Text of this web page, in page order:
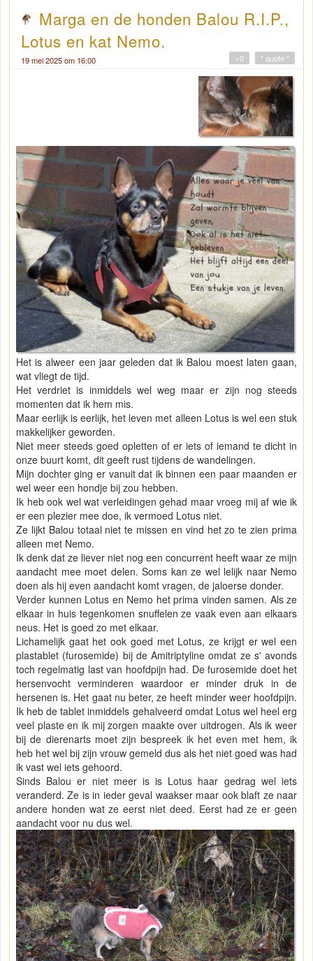
Marga en de honden Balou R.I.P.,
Lotus en kat Nemo.
19 mei 2025 om 16:00 " quote "
+0
Het is alweer een jaar geleden dat ik Balou moest laten gaan,
wat vliegt de tijd.
Het verdriet is inmiddels wel weg maar er zijn nog steeds
momenten dat ik hem mis.
Maar eerlijk is eerlijk, het leven met alleen Lotus is wel een stuk
makkelijker geworden.
Niet meer steeds goed opletten of er iets of iemand te dicht in
onze buurt komt, dit geeft rust tijdens de wandelingen.
Mijn dochter ging er vanuit dat ik binnen een paar maanden er
wel weer een hondje bij zou hebben.
Ik heb ook wel wat verleidingen gehad maar vroeg mij af wie ik
er een plezier mee doe, ik vermoed Lotus niet.
Ze lijkt Balou totaal niet te missen en vind het zo te zien prima
alleen met Nemo.
Ik denk dat ze liever niet nog een concurrent heeft waar ze mijn
aandacht mee moet delen. Soms kan ze wel lelijk naar Nemo
doen als hij even aandacht komt vragen, de jaloerse donder.
Verder kunnen Lotus en Nemo het prima vinden samen. Als ze
elkaar in huis tegenkomen snuffelen ze vaak even aan elkaars
neus. Het is goed zo met elkaar.
Lichamelijk gaat het ook goed met Lotus, ze krijgt er wel een
plastablet (furosemide) bij de Amitriptyline omdat ze s' avonds
toch regelmatig last van hoofdpijn had. De furosemide doet het
hersenvocht verminderen waardoor er minder druk in de
hersenen is. Het gaat nu beter, ze heeft minder weer hoofdpijn.
Ik heb de tablet inmiddels gehalveerd omdat Lotus wel heel erg
veel plaste en ik mij zorgen maakte over uitdrogen. Als ik weer
bij de dierenarts moet zijn bespreek ik het even met hem, ik
heb het wel bij zijn vrouw gemeld dus als het niet goed was had
ik vast wel iets gehoord.
Sinds Balou er niet meer is is Lotus haar gedrag wel iets
veranderd. Ze is in ieder geval waakser maar ook blaft ze naar
andere honden wat ze eerst niet deed. Eerst had ze er geen
aandacht voor nu dus wel.